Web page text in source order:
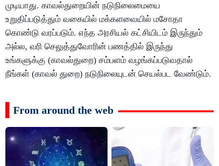
முடியாது. காவல்துறையின் நடுநிலைமையை
உறுதிப்படுத்தும் வகையில் மக்களவையில் மசோதா
கொண்டு வரப்படும். எந்த அரசியல் கட்சியிடம் இருந்தும்
அல்ல, வரி செலுத்துவோரின் பணத்தில் இருந்து
உங்களுக்கு (காவல்துறை) சம்பளம் வழங்கப்படுவதால்
நீங்கள் (காவல் துறை) நடுநிலையுடன் செயல்பட வேண்டும்.
From around the web